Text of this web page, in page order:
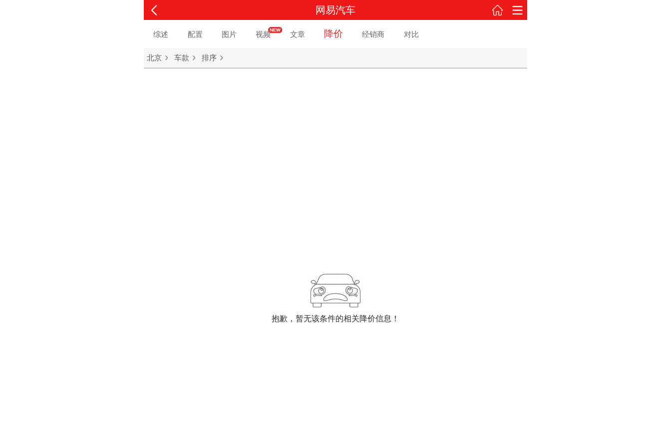
网易汽车
综述 配置 图片 视频 文章 降价 经销商 对比
北京 车款 排序
抱歉，暂无该条件的相关降价信息！